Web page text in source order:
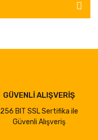
GÜVENLİ ALIŞVERİŞ
256 BIT SSL Sertifika ile
Güvenli Alışveriş